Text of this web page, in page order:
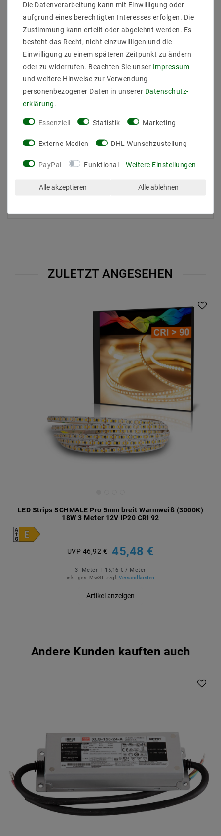
teilbar : 27mm
Nennlebensdauer bis zu (Stunden) : 50000
dimmbar : dimmbar über PWM
Farbe der Platine : Weiß
Werden die LED-Strips für mehrere Stunden am Tag
betrieben. empfehlen wir eine zusätzliche Kühlung.
Aluminiumprofilen eine gute Wärmeableitung. Gerade
bei einer Leistung von mehr als 14.4 Watt pro Meter
ist ein zusätzlicher Kühlkörper notwendig. Die
empfohlene Betriebstemperatur sollte immer
eingehalten werden und die Strips dürfen nicht an
engen oder geschlossenen Plätzen ohne
Kühlmöglichkeit eingebaut werden.
ZULETZT ANGESEHEN
LED Strips SCHMALE Pro 5mm breit Warmweiß (3000K)
18W 3 Meter 12V IP20 CRI 92
UVP 46,92 € 45,48 €
3 Meter | 15,16 € / Meter
inkl. ges. MwSt. zzgl. Versandkosten
Artikel anzeigen
Andere Kunden kauften auch
Die Datenverarbeitung kann mit Einwilligung oder
aufgrund eines berechtigten Interesses erfolgen. Die
Zustimmung kann erteilt oder abgelehnt werden. Es
besteht das Recht, nicht einzuwilligen und die
Einwilligung zu einem späteren Zeitpunkt zu ändern
oder zu widerrufen. Beachten Sie unser Impressum
und weitere Hinweise zur Verwendung
personenbezogener Daten in unserer Daten­schutz­
erklärung
Essenziell Statistik Marketing
Externe Medien DHL Wunschzustellung
PayPal Funktional Weitere Einstellungen
Alle akzeptieren Alle ablehnen